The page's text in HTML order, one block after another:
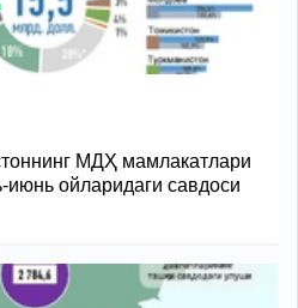
МДҲ мамлакатлари
ойларидаги савдоси